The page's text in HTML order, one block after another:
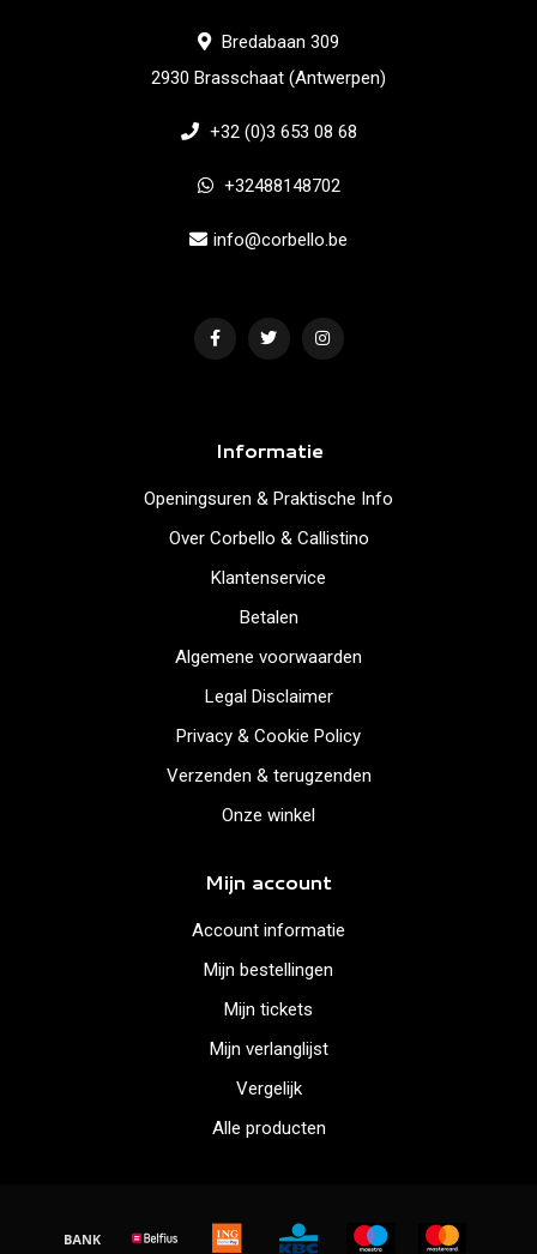
Bredabaan 309
2930 Brasschaat (Antwerpen)
+32 (0)3 653 08 68
+32488148702
info@corbello.be
Informatie
Openingsuren & Praktische Info
Over Corbello & Callistino
Klantenservice
Betalen
Algemene voorwaarden
Legal Disclaimer
Privacy & Cookie Policy
Verzenden & terugzenden
Onze winkel
Mijn account
Account informatie
Mijn bestellingen
Mijn tickets
Mijn verlanglijst
Vergelijk
Alle producten